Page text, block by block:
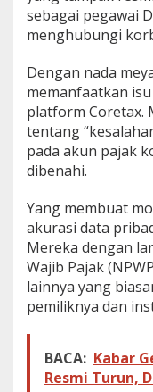
sebagai pegawai
menghubungi
Dengan nada
memanfaatkan
platform Coretax.
tentang
pada akun pajak
dibenahi.
Yang membuat
akurasi data
Mereka dengan
Wajib Pajak
lainnya yang
pemiliknya dan
BACA: Kabar
Resmi Turun,